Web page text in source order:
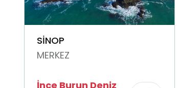
SİNOP
MERKEZ
İnce Burun Deniz